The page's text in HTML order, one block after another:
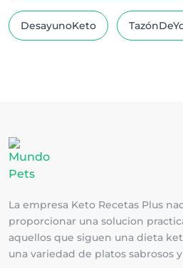
DesayunoKeto
La empresa Keto Recetas Plus
proporcionar una solucion
aquellos que siguen una dieta
una variedad de platos sabrosos